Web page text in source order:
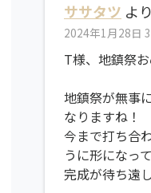
ササタツ よ
2024年1月28日
T様、地鎮祭
地鎮祭が無事
なりますね！
今まで打ち合
うに形になっ
完成が待ち遠